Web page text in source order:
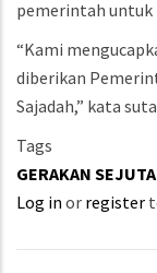
pemerintah untuk
“Kami
diberikan
Sajadah,” kata
Tags
GERAKAN
Log in or register